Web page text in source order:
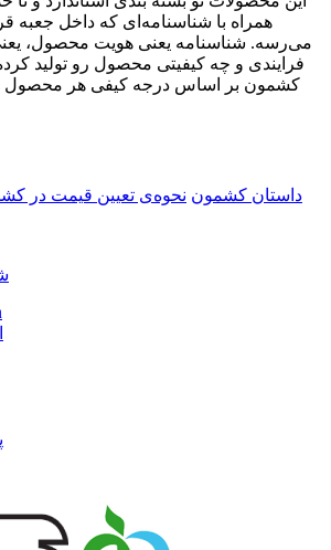
همراه با شناسنامه‌ای که داخل جعبه
می‌رسه. شناسنامه یعنی هویت محصول،
فرایندی و چه کیفیتی محصول رو تولید
کشمون بر اساس درجه کیفی هر محصول
داستان کشمون نحوه‌ی تعیین قیمت در